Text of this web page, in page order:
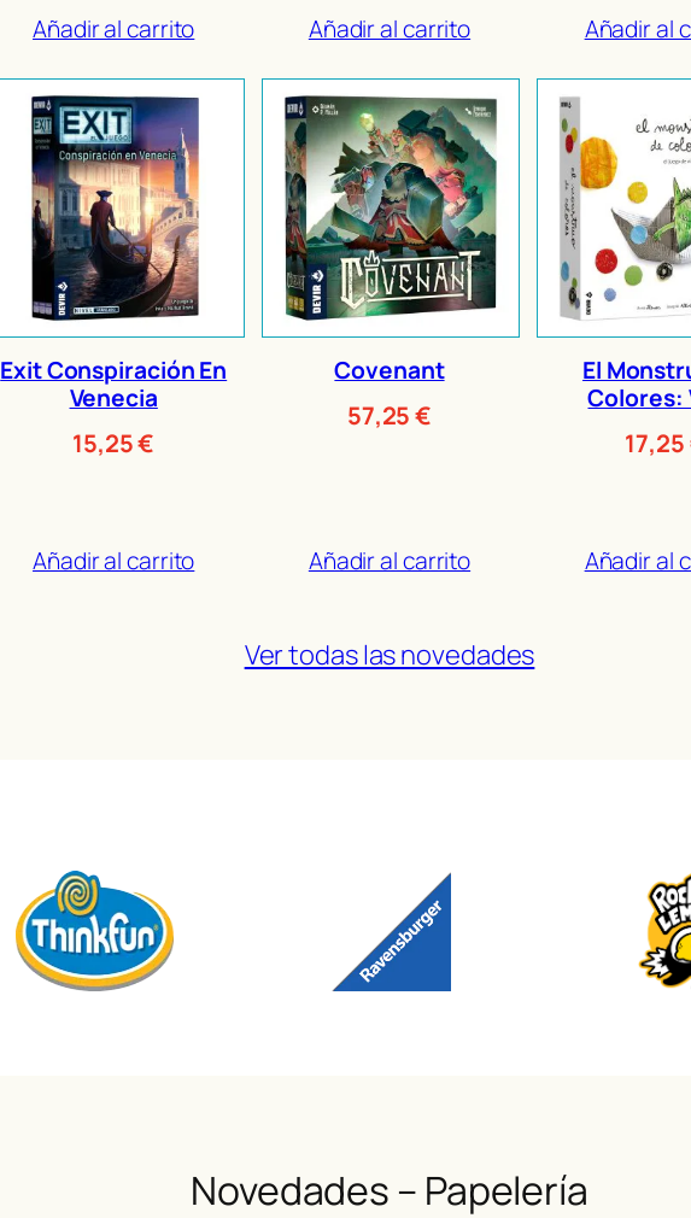
Añadir al carrito Añadir al carrito Añadir al
Exit Conspiración En
Venecia
15,25€
Añadir al carrito
Covenant
57,25€
Añadir al carrito
El
Colores:
17,25
Añadir al
Ver todas las novedades
Novedades – Papelería